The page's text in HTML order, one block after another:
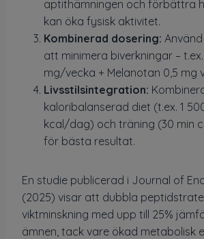
aptithämningen och förbättra
kan öka fysisk aktivitet.
Kombinerad dosering:
att minimera biverkningar –
mg/vecka + Melanotan 0,5 mg
Livsstilsintegration:
kaloribalanserad diet (t.ex. 1
kcal/dag) och träning (30 min
för bästa resultat.
En studie publicerad i Journal of
(2025) visar att dubbla
viktminskning med upp till 25%
ämnen, tack vare ökad metabolisk